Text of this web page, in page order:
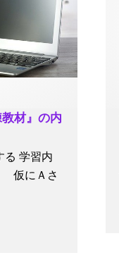
材』の内
る 学習内
仮にＡさ